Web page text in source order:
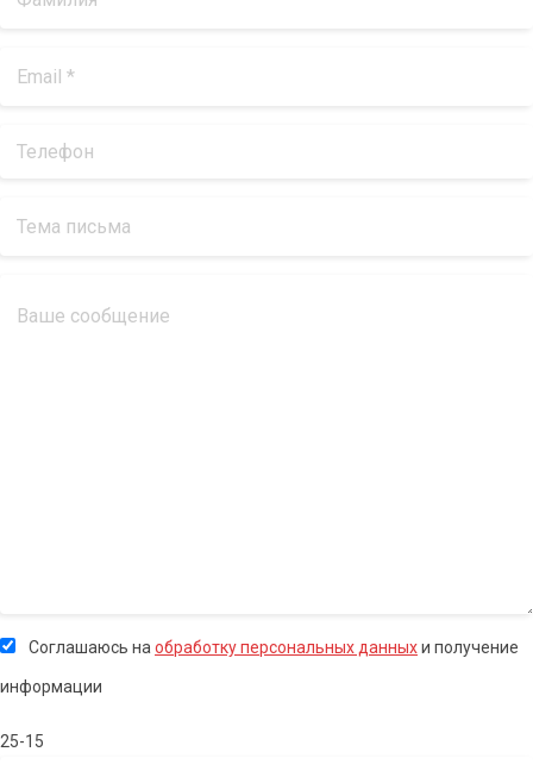
Соглашаюсь на обработку персональных данныхи получение
информации
25-15